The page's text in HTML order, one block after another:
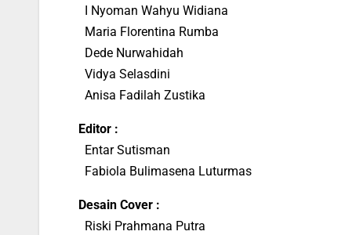
I Nyoman Wahyu Widiana
Maria Florentina Rumba
Dede Nurwahidah
Vidya Selasdini
Anisa Fadilah Zustika
Editor :
Entar Sutisman
Fabiola Bulimasena Luturmas
Desain Cover :
Riski Prahmana Putra